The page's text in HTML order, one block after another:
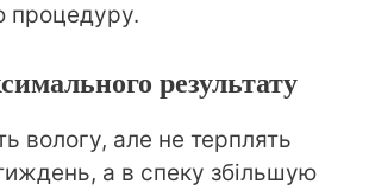
процедуру.
результату
вологу, але не терплять
а в спеку збільшую